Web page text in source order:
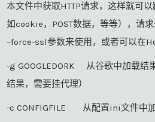
本文件中获取HTTP请求，这样就可
如cookie，POST数据，等等），请
–force-ssl参数来使用，或者可以在
-g GOOGLEDORK 从谷歌中加载结
结果，需要挂代理）
-c CONFIGFILE 从配置ini文件中